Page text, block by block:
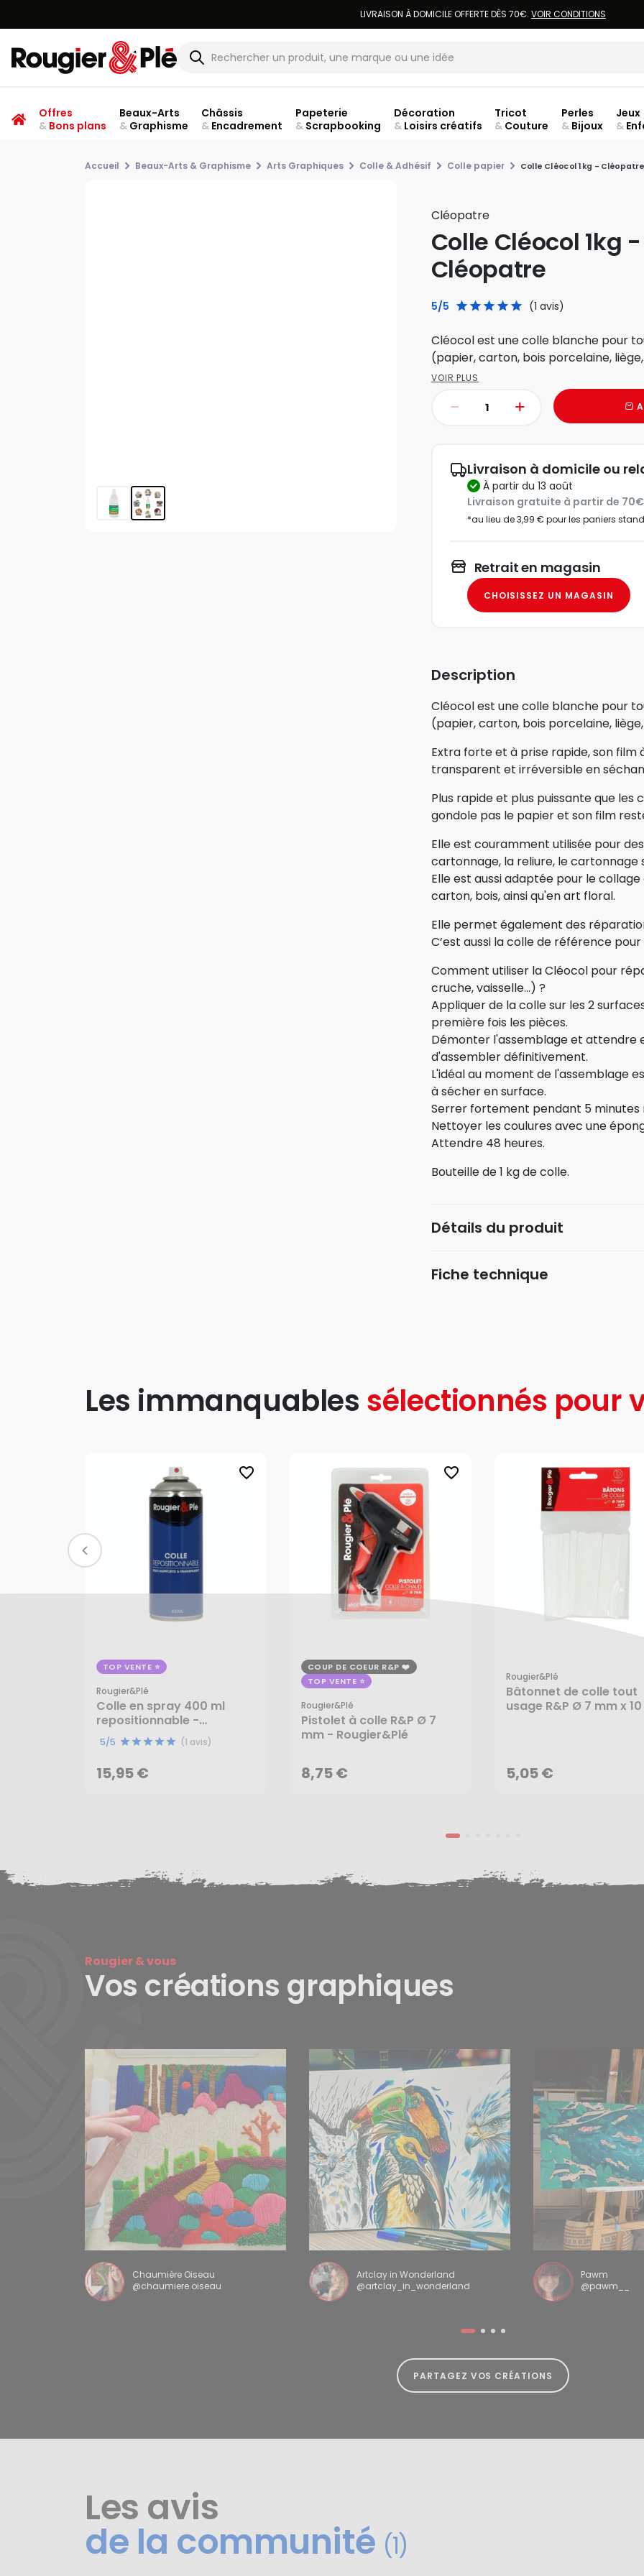
LIVRAISON À DOMICILE OFFERTE DÈS 70€. VOIR CONDITIONS
Offres
&Bons plans
Beaux-Arts
&Graphisme
Châssis
&Encadrement
Papeterie
&Scrapbooking
Décoration
&Loisirs créatifs
Tricot
& Couture
Perles
& Bijoux
Jeux
&
Accueil Beaux-Arts & Graphisme Arts Graphiques Colle & Adhésif Colle papier Colle Cléocol 1kg - Cléopatre
Cléopatre
Colle Cléocol 1kg -
Cléopatre
5/5 (1 avis)
Cléocol est une colle blanche pour
(papier, carton, bois porcelaine,
VOIR PLUS
Livraison à domicile ou
à partir du 13 août
Livraison gratuite à partir de
*au lieu de 3,99 € pour les paniers
Retrait en magasin
CHOISISSEZ UN MAGASIN
Description
Cléocol est une colle blanche pour
(papier, carton, bois porcelaine,
Extra forte et à prise rapide, son film
transparent et irréversible en
Plus rapide et plus puissante que les
gondole pas le papier et son film
Elle est couramment utilisée pour
cartonnage, la reliure, le cartonnage
Elle est aussi adaptée pour le
carton, bois, ainsi qu'en art floral.
Elle permet également des
C’est aussi la colle de référence
Comment utiliser la Cléocol pour
cruche, vaisselle...) ?
Appliquer de la colle sur les 2
première fois les pièces.
Démonter l'assemblage et attendre
d'assembler définitivement.
L'idéal au moment de l'assemblage
à sécher en surface.
Serrer fortement pendant 5 minutes
Nettoyer les coulures avec une
Attendre 48 heures.
Bouteille de 1 kg de colle.
Détails du produit
Fiche technique
Les immanquables sélectionnés pour
favorite_border
TOP VENTE
Rougier&plé
Colle en spray 400 ml
repositionnable -
Rougier&Plé
5/5 (1 avis)
15,95 €
15,95 €
AJOUTER AU PANIER
favorite_border
COUP DE COEUR R&P
TOP VENTE
Rougier&plé
Pistolet à colle R&P Ø 7
mm - Rougier&Plé
8,75 €
8,75 €
AJOUTER AU PANIER
Rougier&plé
Bâtonnet de colle tout
usage R&P Ø 7 mm x 10
5,05 €AJOUTER AU PANIER
Rougier & vous
Vos créations graphiques
Chaumière Oiseau
@chaumiere.oiseau
Artclay in Wonderland
@artclay_in_wonderland
Pawm
@pawm__
PARTAGEZ VOS CRÉATIONS
Les avis
de la communité (1)